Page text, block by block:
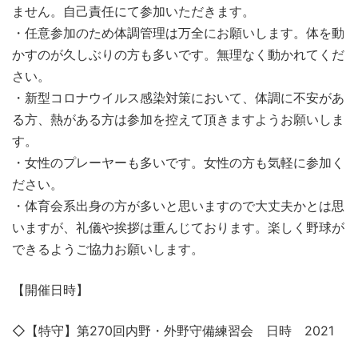
ません。自己責任にて参加いただきます。
・任意参加のため体調管理は万全にお願いします。体を動
かすのが久しぶりの方も多いです。無理なく動かれてくだ
さい。
・新型コロナウイルス感染対策において、体調に不安があ
る方、熱がある方は参加を控えて頂きますようお願いしま
す。
・女性のプレーヤーも多いです。女性の方も気軽に参加く
ださい。
・体育会系出身の方が多いと思いますので大丈夫かとは思
いますが、礼儀や挨拶は重んじております。楽しく野球が
できるようご協力お願いします。
【開催日時】
◇【特守】第270回内野・外野守備練習会 日時 2021